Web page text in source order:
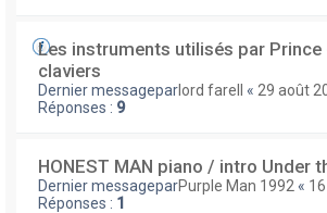
Les instruments utilisés par Prince
claviers
Dernier messageparlord farell « 29 août
Réponses : 9
HONEST MAN piano / intro Under
Dernier messageparPurple Man 1992 «
Réponses : 1